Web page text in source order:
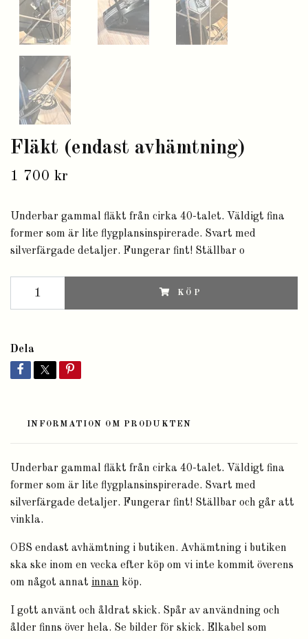
Fläkt (endast avhämtning)
1 700 kr
Underbar gammal fläkt från cirka 40-talet. Väldigt fina
former som är lite flygplansinspirerade. Svart med
silverfärgade detaljer. Fungerar fint! Ställbar o
KÖP
Dela
INFORMATION OM PRODUKTEN
Underbar gammal fläkt från cirka 40-talet. Väldigt fina
former som är lite flygplansinspirerade. Svart med
silverfärgade detaljer. Fungerar fint! Ställbar och går att
vinkla.
OBS endast avhämtning i butiken. Avhämtning i butiken
ska ske inom en vecka efter köp om vi inte kommit överens
om något annat innan köp.
I gott använt och åldrat skick. Spår av användning och
ålder finns över hela. Se bilder för skick. Elkabel som